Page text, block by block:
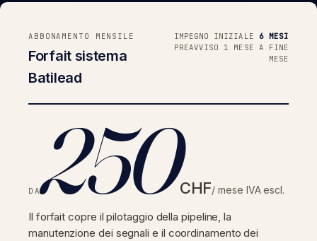
ABBONAMENTO MENSILE
Forfait sistema
Batilead
IMPEGNO INIZIALE 6 MESI
PREAVVISO 1 MESE A FINE
MESE
DA250CHF/ mese IVA escl.
Il forfait copre il pilotaggio della pipeline, la
manutenzione dei segnali e il coordinamento dei